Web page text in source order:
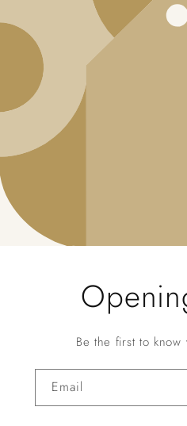
Be the first to know
Email